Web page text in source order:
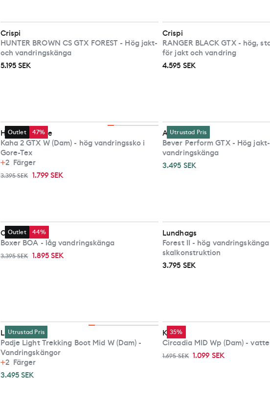
Crispi
HUNTER BROWN CS GTX FOREST - Hög jakt-
och vandringskänga
5.195 SEK
Crispi
RANGER BLACK GTX - hög,
för jakt och vandring
4.595 SEK
Outlet 47%
Hoka One One
Kaha 2 GTX W (Dam) - hög vandringssko i
Gore-Tex
2 Färger
3.395 SEK 1.799 SEK
Utrustad Pris
Alfa
Bever Perform GTX - Hög
vandringskänga
3.495 SEK
Outlet 44%
Chiruca
Boxer BOA - låg vandringskänga
3.395 SEK 1.895 SEK
Lundhags
Forest II - hög
skalkonstruktion
3.795 SEK
Utrustad Pris
Lundhags
Padje Light Trekking Boot Mid W (Dam) -
Vandringskängor
2 Färger
3.495 SEK
35%
Keen
Circadia MID Wp (Dam) -
1.695 SEK 1.099 SEK